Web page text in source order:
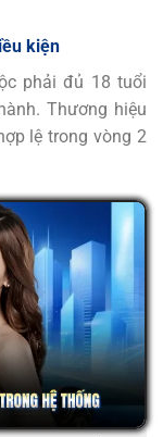
kiện
phải đủ 18 tuổi
Thương hiệu
lệ trong vòng 2